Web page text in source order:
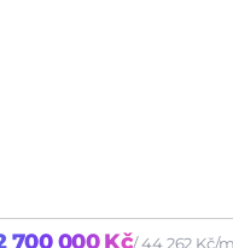
700 000 Kč/ 44 262 Kč/